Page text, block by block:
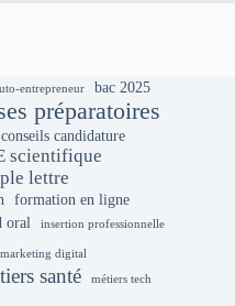
entrepreneur bac 2025
préparatoires
conseils candidature
scientifique
lettre
formation en ligne
oral insertion professionnelle
marketing digital
santé métiers tech